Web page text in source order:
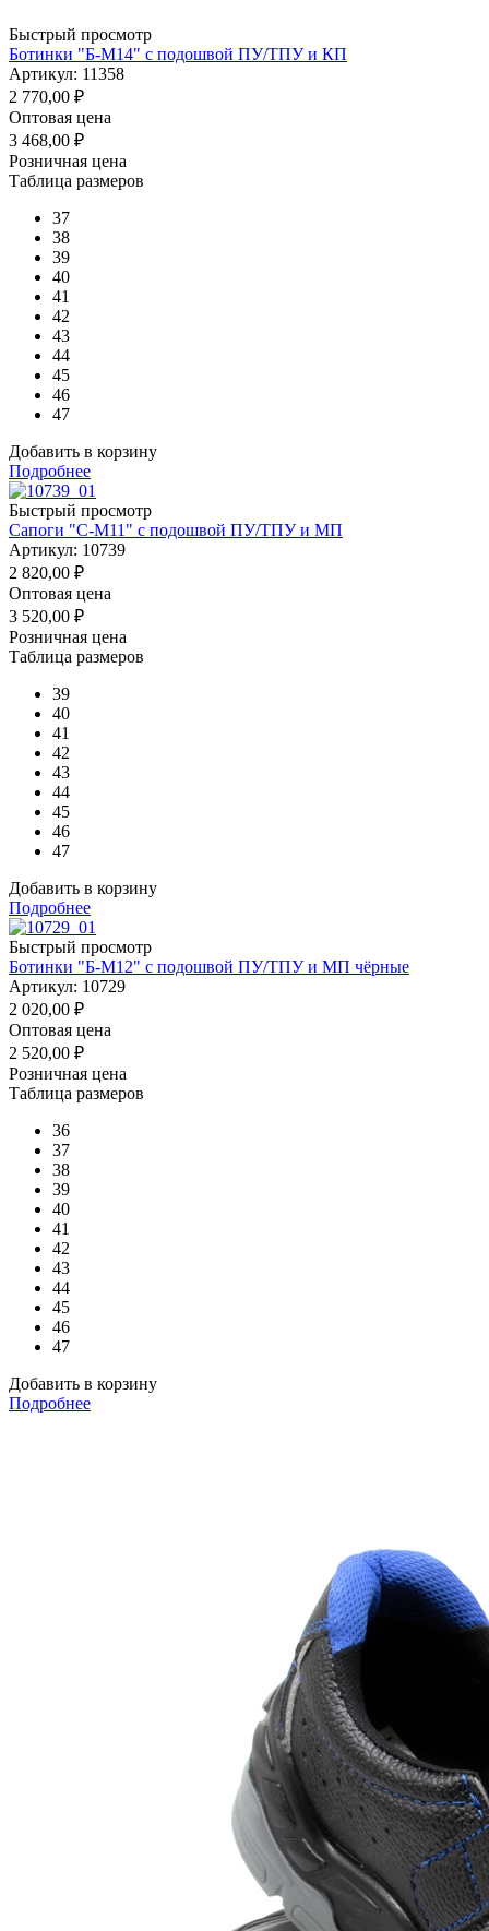
Быстрый просмотр
Ботинки "Б-М14" с подошвой ПУ/ТПУ и КП
Артикул: 11358
2 770,00 ₽
Оптовая цена
3 468,00 ₽
Розничная цена
Таблица размеров
37
38
39
40
41
42
43
44
45
46
47
Добавить в корзину
Подробнее
Быстрый просмотр
Сапоги "С-М11" с подошвой ПУ/ТПУ и МП
Артикул: 10739
2 820,00 ₽
Оптовая цена
3 520,00 ₽
Розничная цена
Таблица размеров
39
40
41
42
43
44
45
46
47
Добавить в корзину
Подробнее
Быстрый просмотр
Ботинки "Б-М12" с подошвой ПУ/ТПУ и МП чёрные
Артикул: 10729
2 020,00 ₽
Оптовая цена
2 520,00 ₽
Розничная цена
Таблица размеров
36
37
38
39
40
41
42
43
44
45
46
47
Добавить в корзину
Подробнее